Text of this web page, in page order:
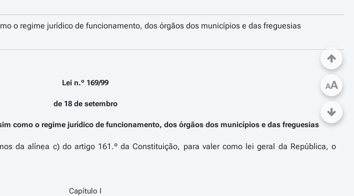
o regime jurídico de funcionamento, dos órgãos dos municípios e das freguesias
Lei n.º 169/99
de 18 de setembro
como o regime jurídico de funcionamento, dos órgãos dos municípios e das freguesias
da alínea c) do artigo 161.º da Constituição, para valer como lei geral da República, o
Capítulo I
AA